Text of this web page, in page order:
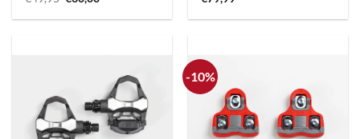
prezzo
originaleattuale
-10%